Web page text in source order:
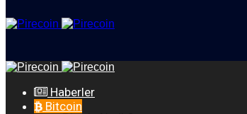
Haberler
Bitcoin